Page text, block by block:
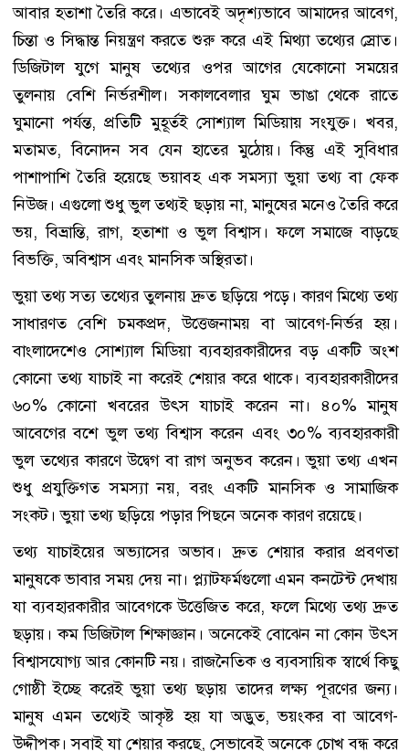
আবার হতাশা তৈরি করে। এভাবেই অদৃশ্যভাবে আমাদের আবেগ,
চিন্তা ও সিদ্ধান্ত নিয়ন্ত্রণ করতে শুরু করে এই মিথ্যা তথ্যের স্রোত।
ডিজিটাল যুগে মানুষ তথ্যের ওপর আগের যেকোনো সময়ের
তুলনায় বেশি নির্ভরশীল। সকালবেলার ঘুম ভাঙা থেকে রাতে
ঘুমানো পর্যন্ত, প্রতিটি মুহূর্তই সোশ্যাল মিডিয়ায় সংযুক্ত। খবর,
মতামত, বিনোদন সব যেন হাতের মুঠোয়। কিন্তু এই সুবিধার
পাশাপাশি তৈরি হয়েছে ভয়াবহ এক সমস্যা ভুয়া তথ্য বা ফেক
নিউজ। এগুলো শুধু ভুল তথ্যই ছড়ায় না, মানুষের মনেও তৈরি করে
ভয়, বিভ্রান্তি, রাগ, হতাশা ও ভুল বিশ্বাস। ফলে সমাজে বাড়ছে
বিভক্তি, অবিশ্বাস এবং মানসিক অস্থিরতা।
ভুয়া তথ্য সত্য তথ্যের তুলনায় দ্রুত ছড়িয়ে পড়ে। কারণ মিথ্যে তথ্য
সাধারণত বেশি চমকপ্রদ, উত্তেজনাময় বা আবেগ-নির্ভর হয়।
বাংলাদেশেও সোশ্যাল মিডিয়া ব্যবহারকারীদের বড় একটি অংশ
কোনো তথ্য যাচাই না করেই শেয়ার করে থাকে। ব্যবহারকারীদের
৬০% কোনো খবরের উৎস যাচাই করেন না। ৪০% মানুষ
আবেগের বশে ভুল তথ্য বিশ্বাস করেন এবং ৩০% ব্যবহারকারী
ভুল তথ্যের কারণে উদ্বেগ বা রাগ অনুভব করেন। ভুয়া তথ্য এখন
শুধু প্রযুক্তিগত সমস্যা নয়, বরং একটি মানসিক ও সামাজিক
সংকট। ভুয়া তথ্য ছড়িয়ে পড়ার পিছনে অনেক কারণ রয়েছে।
তথ্য যাচাইয়ের অভ্যাসের অভাব। দ্রুত শেয়ার করার প্রবণতা
মানুষকে ভাবার সময় দেয় না। প্ল্যাটফর্মগুলো এমন কনটেন্ট দেখায়
যা ব্যবহারকারীর আবেগকে উত্তেজিত করে, ফলে মিথ্যে তথ্য দ্রুত
ছড়ায়। কম ডিজিটাল শিক্ষাজ্ঞান। অনেকেই বোঝেন না কোন উৎস
বিশ্বাসযোগ্য আর কোনটি নয়। রাজনৈতিক ও ব্যবসায়িক স্বার্থে কিছু
গোষ্ঠী ইচ্ছে করেই ভুয়া তথ্য ছড়ায় তাদের লক্ষ্য পূরণের জন্য।
মানুষ এমন তথ্যেই আকৃষ্ট হয় যা অদ্ভুত, ভয়ংকর বা আবেগ-
উদ্দীপক। সবাই যা শেয়ার করছে, সেভাবেই অনেকে চোখ বন্ধ করে